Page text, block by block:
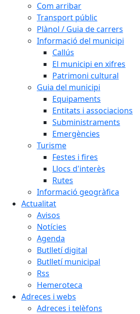
Com arribar
Transport públic
Plànol / Guia de carrers
Informació del municipi
Callús
El municipi en xifres
Patrimoni cultural
Guia del municipi
Equipaments
Entitats i associacions
Subministraments
Emergències
Turisme
Festes i fires
Llocs d'interès
Rutes
Informació geogràfica
Actualitat
Avisos
Notícies
Agenda
Butlletí digital
Butlletí municipal
Rss
Hemeroteca
Adreces i webs
Adreces i telèfons